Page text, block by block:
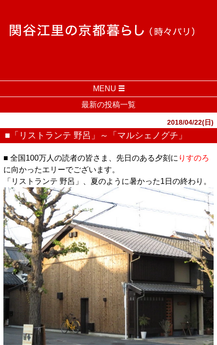
MENU
最新の投稿一覧
2018/04/22(日)
■「リストランテ 野呂」～「マルシェノグチ」
■ 全国100万人の読者の皆さま、先日のある夕刻に りすのろ
に向かったエリーでございます。
「リストランテ 野呂」、夏のように暑かった1日の終わり。